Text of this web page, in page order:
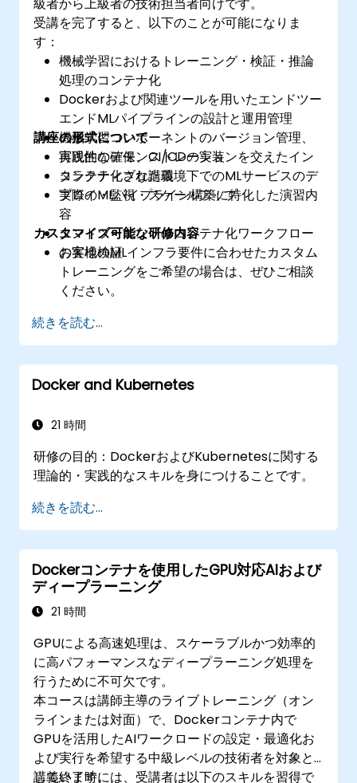
受講を完了すると、以下のことが可能になりま
す：
機械学習におけるトレーニング・検証・推論
処理のコンテナ化
Dockerおよび関連ツールを用いたエンドツー
エンドMLパイプラインの設計と運用管理
機械学習コンポーネントのバージョン管理、
再現性の確保、CI/CDの実装
コンテナ化された環境下でのMLサービスのデ
プロイ・監視・スケールアップ
講座の形式について
実践的なデモンストレーションを交えたイン
タラクティブな講義
実際のMLパイプライン構築に特化した演習内
容
エンドツーエンドのコンテナ化ワークフロー
の実地検証
カスタマイズ可能な研修内容
お客様のMLインフラ要件に合わせたカスタム
トレーニングをご希望の場合は、ぜひご相談
ください。
続きを読む...
Docker and Kubernetes
21 時間
研修の目的：DockerおよびKubernetesに関する
理論的・実践的なスキルを身につけることです。
続きを読む...
Dockerコンテナを使用したGPU対応AIおよび
ディープラーニング
21 時間
GPUによる高速処理は、スケーラブルかつ効率的
に高パフォーマンスなディープラーニング処理を
行うために不可欠です。
本コースは講師主導のライブトレーニング（オン
ラインまたは対面）で、Dockerコンテナ内で
GPUを活用したAIワークロードの設定・最適化お
よび実行を希望する中級レベルの技術者を対象と
しています。
講義終了時には、受講者は以下のスキルを習得で